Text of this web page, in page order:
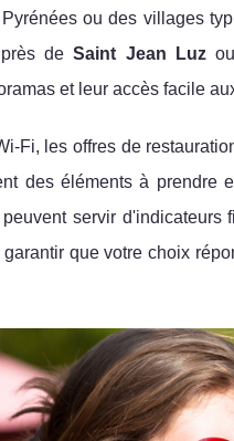
ou des villages
près deSaint Jean Luzou
et leur accès facile
Fi, les offres de
des éléments à
servir
que votre choix